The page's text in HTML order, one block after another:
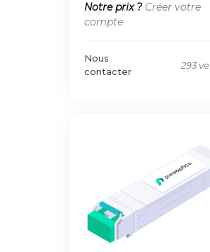
Notre prix ? Créer votre
compte
Nous
contacter
293